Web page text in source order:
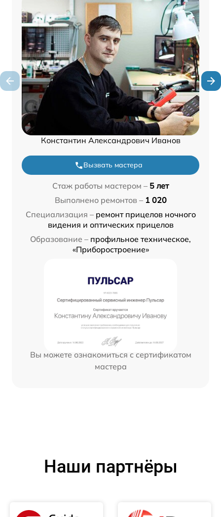
Константин Александрович Иванов
Вызвать мастера
Стаж работы мастером – 5 лет
Выполнено ремонтов – 1 020
Специализация – ремонт прицелов ночного
видения и оптических прицелов
Образование – профильное техническое,
«Приборостроение»
Вы можете ознакомиться с сертификатом
мастера
Наши партнёры